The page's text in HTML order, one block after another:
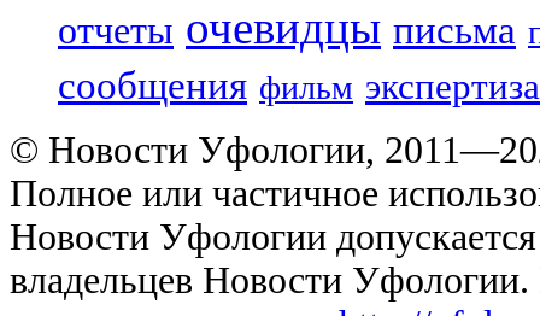
отчеты очевидцы письма
сообщения фильм экспертиза
© Новости Уфологии,
Полное или частичное
Новости Уфологии
владельцев Новости